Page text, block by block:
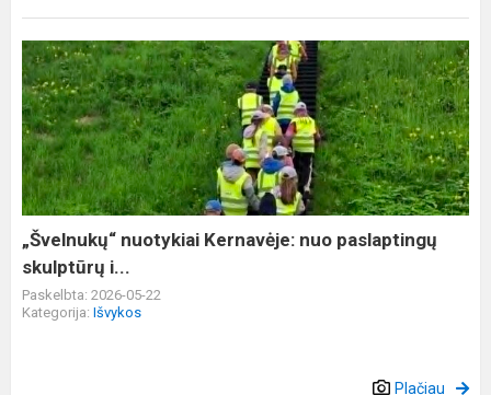
„Švelnukų“
nuotykiai
Kernavėje:
nuo
paslaptingų
skulptūrų
i...
„Švelnukų“ nuotykiai Kernavėje: nuo paslaptingų
skulptūrų i...
Paskelbta: 2026-05-22
Kategorija: Išvykos
Plačiau